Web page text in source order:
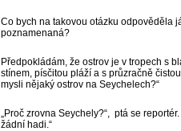
Co bych na takovou otázku odpověděla
poznamenaná?
Předpokládám, že ostrov je v tropech s
stínem, písčitou pláží a s průzračně
mysli nějaký ostrov na Seychelech?“
„Proč zrovna Seychely?“, ptá se
žádní hadi.“